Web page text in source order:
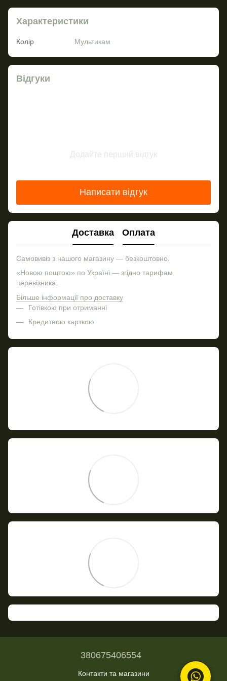
Характеристики
Колір Мультикам
Відгуки
Додайте перший відгук
Написати відгук
Доставка Оплата
Самовивіз з нашого магазину — безкоштовно.
«Новою поштою» по Україні — згідно тарифам
перевізника.
Більше інформації про доставку
Готівкою при отриманні
Кредитною карткою
380675406554
Контакти та магазини